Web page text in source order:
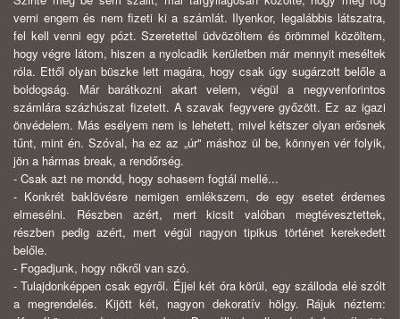
verni engem és nem fizeti ki a számlát. Ilyenkor, legalábbis látszatra,
fel kell venni egy pózt. Szeretettel üdvözöltem és örömmel közöltem,
hogy végre látom, hiszen a nyolcadik kerületben már mennyit meséltek
róla. Ettől olyan büszke lett magára, hogy csak úgy sugárzott belőle a
boldogság. Már barátkozni akart velem, végül a negyvenforintos
számlára százhúszat fizetett. A szavak fegyvere győzött. Ez az igazi
önvédelem. Más esélyem nem is lehetett, mivel kétszer olyan erősnek
tűnt, mint én. Szóval, ha ez az „úr" máshoz ül be, könnyen vér folyik,
jön a hármas break, a rendőrség.
- Csak azt ne mondd, hogy sohasem fogtál mellé...
- Konkrét baklövésre nemigen emlékszem, de egy esetet érdemes
elmesélni. Részben azért, mert kicsit valóban megtévesztettek,
részben pedig azért, mert végül nagyon tipikus történet kerekedett
belőle.
- Fogadjunk, hogy nőkről van szó.
- Tulajdonképpen csak egyről. Éjjel két óra körül, egy szálloda elé szólt
a megrendelés. Kijött két, nagyon dekoratív hölgy. Rájuk néztem: